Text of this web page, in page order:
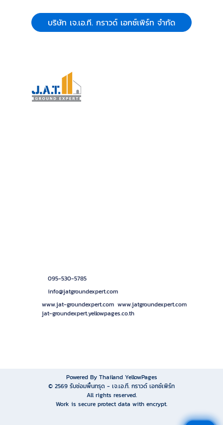
บริษัท เจ.เอ.ที. กราวด์ เอกซ์เพิร์ท จำกัด
095-530-5785
info@jatgroundexpert.com
www.jat-groundexpert.com, www.jatgroundexpert.com,
jat-groundexpert.yellowpages.co.th
Powered By Thailand YellowPages
© 2569 รับซ่อมพื้นทรุด - เจ.เอ.ที. กราวด์ เอกซ์เพิร์ท
All rights reserved.
Work is secure protect data with encrypt.